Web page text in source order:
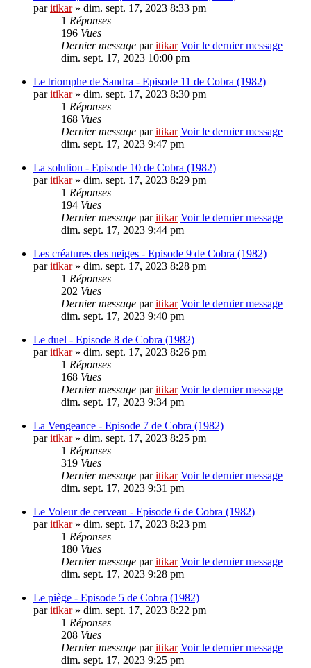
paritikar» dim. sept. 17, 2023 8:33 pm
1 Réponses
196 Vues
Dernier message paritikar Voir le dernier message
dim. sept. 17, 2023 10:00 pm
Le triomphe de Sandra - Episode 11 de Cobra (1982)
paritikar» dim. sept. 17, 2023 8:30 pm
1 Réponses
168 Vues
Dernier message paritikar Voir le dernier message
dim. sept. 17, 2023 9:47 pm
La solution - Episode 10 de Cobra (1982)
paritikar» dim. sept. 17, 2023 8:29 pm
1 Réponses
194 Vues
Dernier message paritikar Voir le dernier message
dim. sept. 17, 2023 9:44 pm
Les créatures des neiges - Episode 9 de Cobra (1982)
paritikar» dim. sept. 17, 2023 8:28 pm
1 Réponses
202 Vues
Dernier message paritikar Voir le dernier message
dim. sept. 17, 2023 9:40 pm
Le duel - Episode 8 de Cobra (1982)
paritikar» dim. sept. 17, 2023 8:26 pm
1 Réponses
168 Vues
Dernier message paritikar Voir le dernier message
dim. sept. 17, 2023 9:34 pm
La Vengeance - Episode 7 de Cobra (1982)
paritikar» dim. sept. 17, 2023 8:25 pm
1 Réponses
319 Vues
Dernier message paritikar Voir le dernier message
dim. sept. 17, 2023 9:31 pm
Le Voleur de cerveau - Episode 6 de Cobra (1982)
paritikar» dim. sept. 17, 2023 8:23 pm
1 Réponses
180 Vues
Dernier message paritikar Voir le dernier message
dim. sept. 17, 2023 9:28 pm
Le piège - Episode 5 de Cobra (1982)
paritikar» dim. sept. 17, 2023 8:22 pm
1 Réponses
208 Vues
Dernier message paritikar Voir le dernier message
dim. sept. 17, 2023 9:25 pm